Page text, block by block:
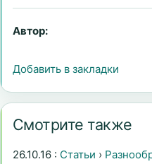
Автор:
Добавить в закладки
Смотрите также
26.10.16 : Статьи ›